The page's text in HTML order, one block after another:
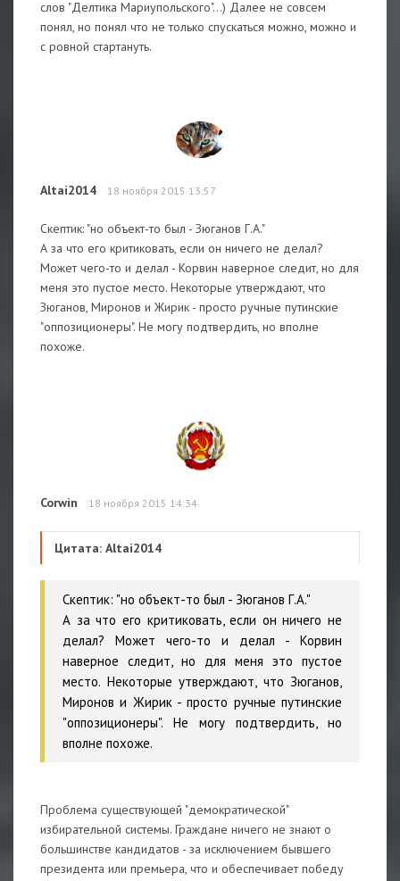
слов "Делтика Мариупольского"...) Далее не совсем
понял, но понял что не только спускаться можно, можно и
с ровной стартануть.
Altai2014 18 ноября 2015 13:57
Скептик: "но объект-то был - Зюганов Г.А."
А за что его критиковать, если он ничего не делал?
Может чего-то и делал - Корвин наверное следит, но для
меня это пустое место. Некоторые утверждают, что
Зюганов, Миронов и Жирик - просто ручные путинские
"оппозиционеры". Не могу подтвердить, но вполне
похоже.
Corwin 18 ноября 2015 14:34
Цитата: Altai2014
Скептик: "но объект-то был - Зюганов Г.А."
А за что его критиковать, если он ничего не
делал? Может чего-то и делал - Корвин
наверное следит, но для меня это пустое
место. Некоторые утверждают, что Зюганов,
Миронов и Жирик - просто ручные путинские
"оппозиционеры". Не могу подтвердить, но
вполне похоже.
Проблема существующей "демократической"
избирательной системы. Граждане ничего не знают о
большинстве кандидатов - за исключением бывшего
президента или премьера, что и обеспечивает победу